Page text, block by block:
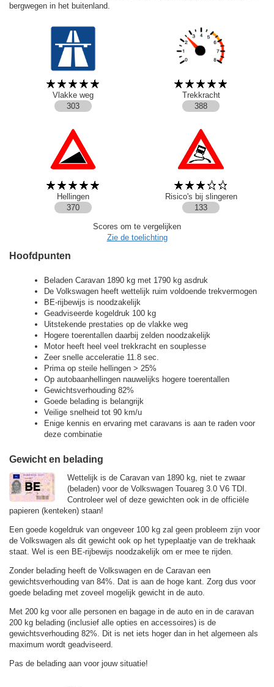
bergwegen in het buitenland.
Vlakke weg
Trekkracht
303
388
Hellingen
Risico's bij slingeren
370
133
Scores om te vergelijken
Zie de toelichting
Hoofdpunten
Beladen Caravan 1890 kg met 1790 kg asdruk
De Volkswagen heeft wettelijk ruim voldoende trekvermogen
BE-rijbewijs is noodzakelijk
Geadviseerde kogeldruk 100 kg
Uitstekende prestaties op de vlakke weg
Hogere toerentallen daarbij zelden noodzakelijk
Motor heeft heel veel trekkracht en souplesse
Zeer snelle acceleratie 11.8 sec.
Prima op steile hellingen > 25%
Op autobaanhellingen nauwelijks hogere toerentallen
Gewichtsverhouding 82%
Goede belading is belangrijk
Veilige snelheid tot 90 km/u
Enige kennis en ervaring met caravans is aan te raden voor
deze combinatie
Gewicht en belading
Wettelijk is de Caravan van 1890 kg, niet te zwaar
(beladen) voor de Volkswagen Touareg 3.0 V6 TDI.
Controleer wel of deze gewichten ook in de officiële
papieren (kenteken) staan!
Een goede kogeldruk van ongeveer 100 kg zal geen probleem zijn voor
de Volkswagen als dit gewicht ook op het typeplaatje van de trekhaak
staat. Wel is een BE-rijbewijs noodzakelijk om er mee te rijden.
Zonder belading heeft de Volkswagen en de Caravan een
gewichtsverhouding van 84%. Dat is aan de hoge kant. Zorg dus voor
goede belading met zoveel mogelijk gewicht in de auto.
Met 200 kg voor alle personen en bagage in de auto en in de caravan
200 kg belading (inclusief alle opties en accessoires) is de
gewichtsverhouding 82%. Dit is net iets hoger dan in het algemeen als
maximum wordt geadviseerd.
Pas de belading aan voor jouw situatie!